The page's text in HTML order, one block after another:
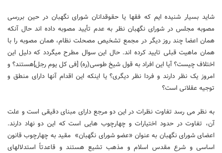
شاید بسیار شنیده ‏ایم که فقها یا حقوقدانان شورای نگهبان در حین بررسی
مصوبه مجلس در شورای نگهبان نظر به عدم تأیید مصوبه داده‏ اند حال آنکه
همان اعضا چند روز دیگر در مجمع تشخیص مصحلت نظام، همان مصوبه را با
همان ماهیت قبلی تایید کرده ‏اند. حال این سوال مطرح می‏گردد که دلیل این
اختلاف چیست؟ آیا این افراد به قول شیخ طوسی(ره) [فی کل یوم رجل]هستند؟ و
امروز یک نظر دارند و فردا نظر دیگری؟ یا اینکه این اقدام آنها دارای منطق و
توجیه عقلانی است؟
به نظر می‏ رسد تفاوت نظرات در این دو مرجع دارای مبنای دقیقی است و علت
آن، تفاوت در حدود اختیارات و چهارچوب هایی است که این دو نهاد دارند.
اعضای شورای نگهبان به عنوان «عضو شورای نگهبان» مقید به چهارچوب قانون
اساسی و شرع مقدس اسلام و مذهب تشیع هستند و قاعدتاً استدلالهای